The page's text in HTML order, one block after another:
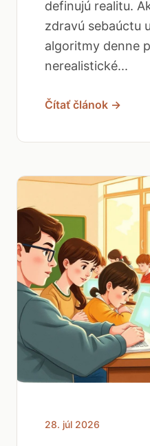
definujú realitu.
zdravú sebaúctu
algoritmy denne
nerealistické...
Čítať článok →
28. júl 2026